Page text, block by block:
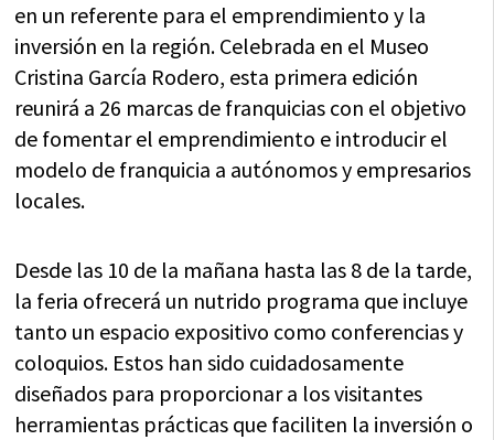
en un referente para el emprendimiento y la
inversión en la región. Celebrada en el Museo
Cristina García Rodero, esta primera edición
reunirá a 26 marcas de franquicias con el objetivo
de fomentar el emprendimiento e introducir el
modelo de franquicia a autónomos y empresarios
locales.
Desde las 10 de la mañana hasta las 8 de la tarde,
la feria ofrecerá un nutrido programa que incluye
tanto un espacio expositivo como conferencias y
coloquios. Estos han sido cuidadosamente
diseñados para proporcionar a los visitantes
herramientas prácticas que faciliten la inversión o